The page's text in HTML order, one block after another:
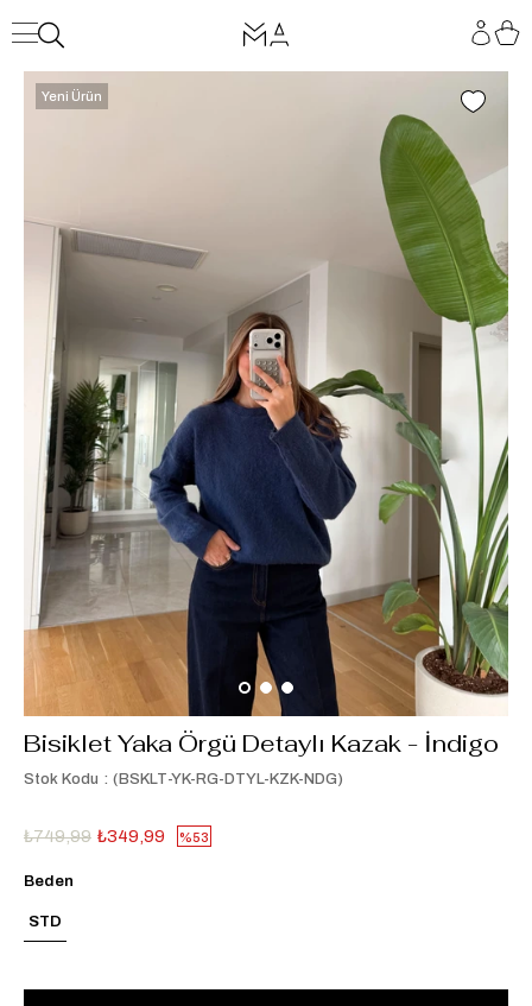
Yeni Ürün
Bisiklet Yaka Örgü Detaylı Kazak - İndigo
Stok Kodu (BSKLT-YK-RG-DTYL-KZK-NDG)
₺749,99 ₺349,99 53
Beden
STD